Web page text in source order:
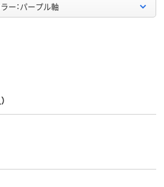
ー：パープル軸